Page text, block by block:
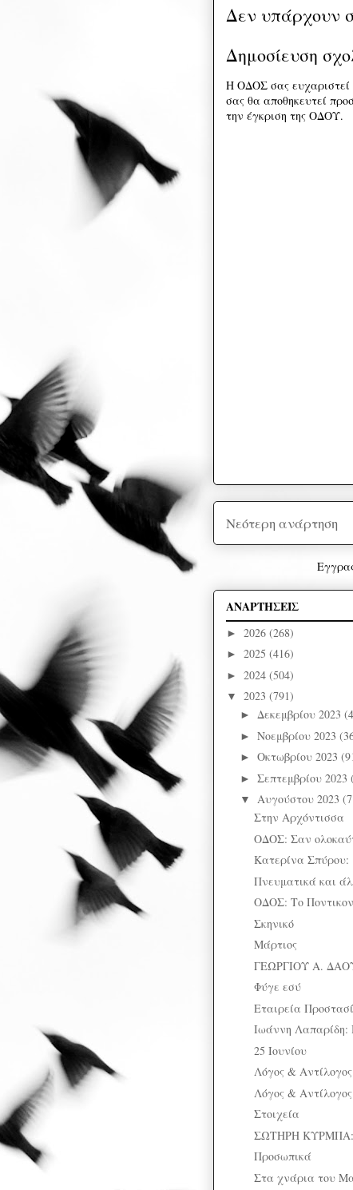
Δεν υπάρχουν
Δημοσίευση
Η ΟΔΟΣ σας ευχαριστεί
σας θα αποθηκευτεί
την έγκριση της ΟΔΟΥ.
Νεότερη ανάρτηση
ΑΝΑΡΤΗΣΕΙΣ
► 2026 (268)
► 2025 (416)
► 2024 (504)
▼ 2023 (791)
► Δεκεμβρίου 2023
► Νοεμβρίου 2023
► Οκτωβρίου 2023
► Σεπτεμβρίου 2023
▼ Αυγούστου 2023
Στην Αρχόντισσα
ΟΔΟΣ: Σαν
Κατερίνα Σπύρου:
Πνευματικά και
ΟΔΟΣ: Το
Σκηνικό
Μάρτιος
ΓΕΩΡΓΙΟΥ Α.
Φύγε εσύ
Εταιρεία
Ιωάννη Λαπαρίδη:
25 Ιουνίου
Λόγος & Αντίλογος
Λόγος & Αντίλογος
Στοιχεία
ΣΩΤΗΡΗ ΚΥΡΜΠΑ:
Προσωπικά
Στα χνάρια του